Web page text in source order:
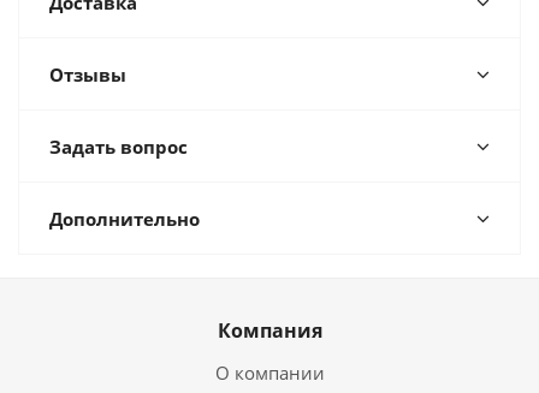
Отзывы
Задать вопрос
Дополнительно
Компания
О компании